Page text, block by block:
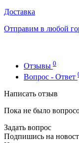
Доставка
Отправим в любой
Отзывы 0
Вопрос - Ответ
Написать отзыв
Пока не было
Задать вопрос
Подпишись на